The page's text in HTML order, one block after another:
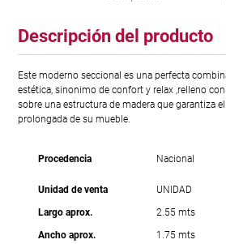
Descripción del producto
Este moderno seccional es una perfecta
estética, sinonimo de confort y relax ,relleno
sobre una estructura de madera que garantiza
prolongada de su mueble.
Procedencia Nacional
Unidad de venta
UNIDAD
Largo aprox.
2.55 mts
Ancho aprox.
1.75 mts